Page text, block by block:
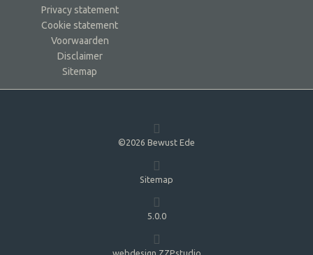
Privacy statement
Cookie statement
Voorwaarden
Disclaimer
Sitemap
©2026 Bewust Ede
Sitemap
5.0.0
webdesign ZZPstudio